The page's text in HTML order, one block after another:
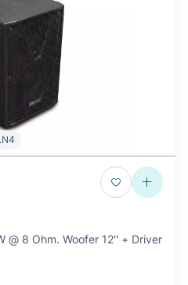
@ 8 Ohm. Woofer 12'' + Driver